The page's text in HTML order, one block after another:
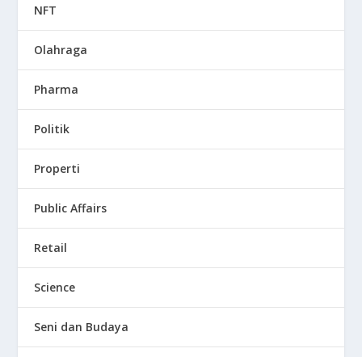
NFT
Olahraga
Pharma
Politik
Properti
Public Affairs
Retail
Science
Seni dan Budaya